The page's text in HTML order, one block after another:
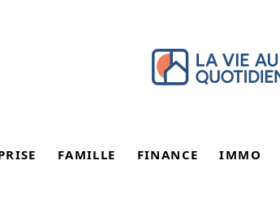
FAMILLE FINANCE IMMO